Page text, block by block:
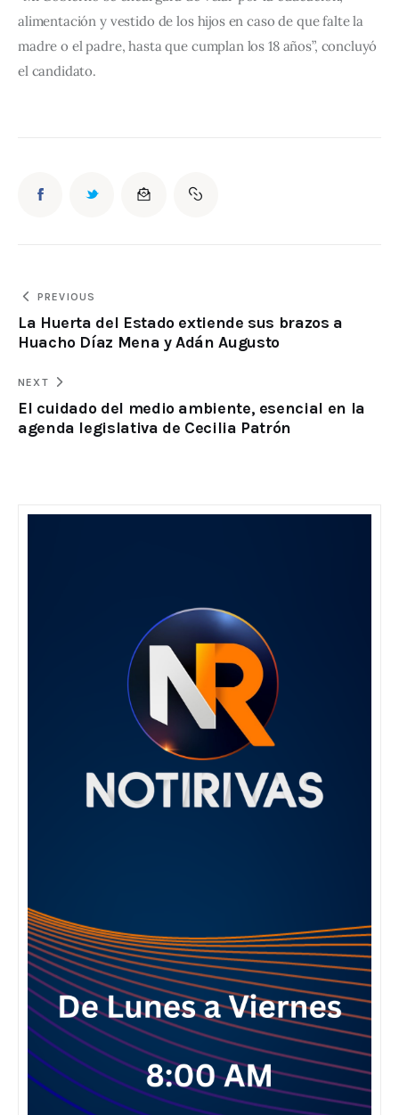
alimentación y vestido de los hijos en caso de que falte la
madre o el padre, hasta que cumplan los 18 años”, concluyó
el candidato.
PREVIOUS
La Huerta del Estado extiende sus brazos a
Huacho Díaz Mena y Adán Augusto
NEXT
El cuidado del medio ambiente, esencial en la
agenda legislativa de Cecilia Patrón